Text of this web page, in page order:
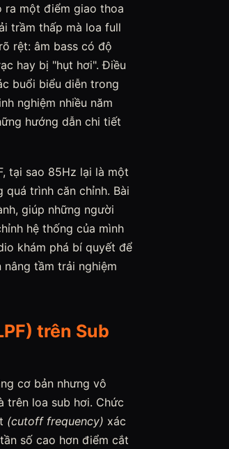
ra một điểm giao thoa
trầm thấp mà loa full
rệt: âm bass có độ
hay bị "hụt hơi". Điều
buổi biểu diễn trong
nghiệm nhiều năm
hướng dẫn chi tiết
tại sao 85Hz lại là một
trình căn chỉnh. Bài
giúp những người
hệ thống của mình
khám phá bí quyết để
tầm trải nghiệm
trên Sub
cơ bản nhưng vô
trên loa sub hơi. Chức
(cutoff frequency) xác
số cao hơn điểm cắt